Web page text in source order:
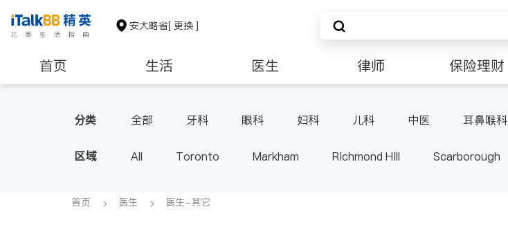
安大略省[ 更换 ]
首页 生活 医生 律师 保险理财
分类 全部 牙科 眼科 妇科 儿科 中医 耳鼻喉科
区域 All Toronto Markham Richmond Hill Scarborough
Aurora
Stouffville
首页 医生 医生-其它